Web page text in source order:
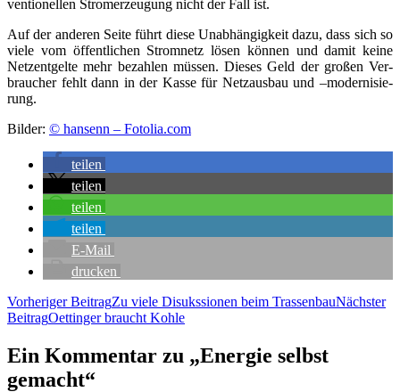
ven­tio­nel­len Strom­erzeu­gung nicht der Fall ist.
Auf der ande­ren Sei­te führt die­se Unab­hän­gig­keit dazu, dass sich so
vie­le vom öffent­li­chen Strom­netz lösen kön­nen und damit kei­ne
Netz­ent­gel­te mehr bezah­len müs­sen. Die­ses Geld der gro­ßen Ver­
brau­cher fehlt dann in der Kas­se für Netz­aus­bau und –moder­ni­sie­
rung.
Bil­der: © han­senn – Fotolia.com
tei­len
tei­len
tei­len
tei­len
E‑Mail
dru­cken
Beitragsnavigation
Vorheriger BeitragZu vie­le Disuks­sio­nen beim TrassenbauNächster
BeitragOet­tin­ger braucht Kohle
Ein Kommentar zu „Ener­gie selbst
gemacht“